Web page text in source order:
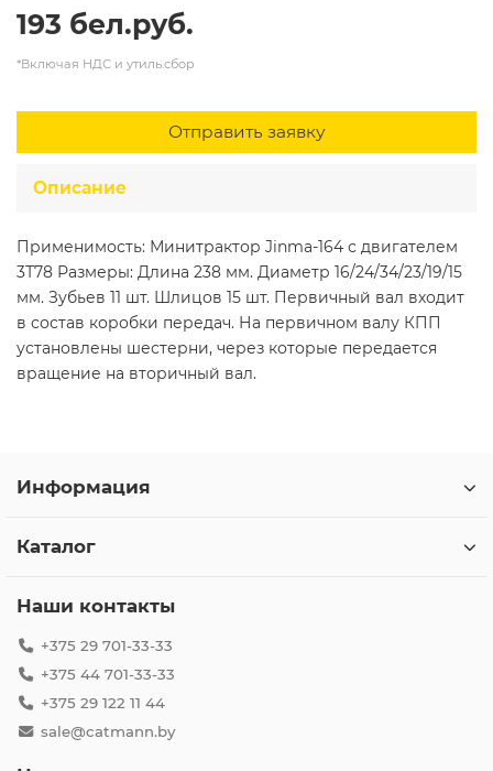
193 бел.руб.
*Включая НДС и утиль.сбор
Отправить заявку
Описание
Применимость: Минитрактор Jinma-164 с двигателем
3Т78 Размеры: Длина 238 мм. Диаметр 16/24/34/23/19/15
мм. Зубьев 11 шт. Шлицов 15 шт. Первичный вал входит
в состав коробки передач. На первичном валу КПП
установлены шестерни, через которые передается
вращение на вторичный вал.
Информация
Каталог
Наши контакты
+375 29 701-33-33
+375 44 701-33-33
+375 29 122 11 44
sale@catmann.by